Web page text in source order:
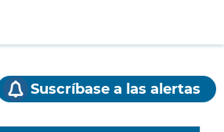
Suscríbase a las alertas